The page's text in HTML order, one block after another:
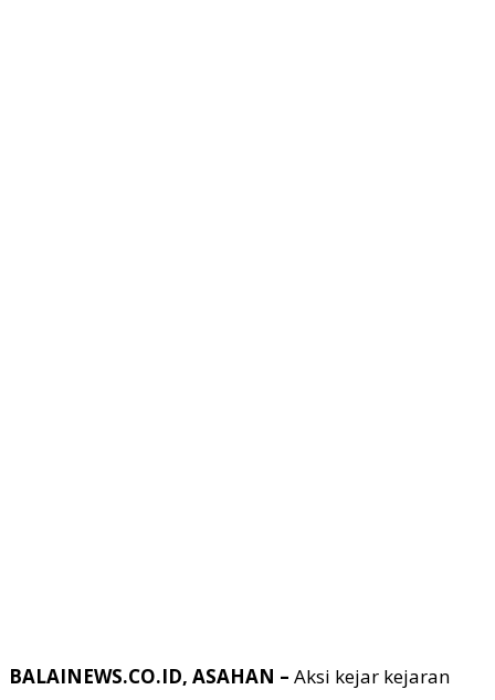
BALAINEWS.CO.ID, ASAHAN – Aksi kejar kejaran